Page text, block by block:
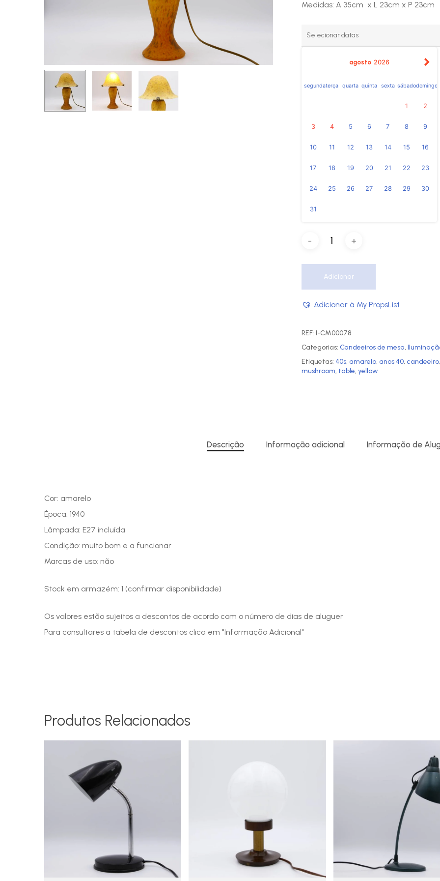
Medidas: A 35cm x L 23cm x P 23cm
agosto 2026
segundaterça quarta quinta sexta sábadodomingo
1 2
3 4 5 6 7 8 9
10 11 12 13 14 15 16
17 18 19 20 21 22 23
24 25 26 27 28 29 30
31
Adicionar
Adicionar à My PropsList
REF: I-CM00078
Categorias: Candeeiros de mesa,
Etiquetas: 40s, amarelo, anos 40, candeeiro
mushroom, table, yellow
Descrição Informação adicional Informação de
Cor: amarelo
Época: 1940
Lâmpada: E27 incluída
Condição: muito bom e a funcionar
Marcas de uso: não
Stock em armazém: 1 (confirmar disponibilidade)
Os valores estão sujeitos a descontos de acordo com o número de dias de aluguer
Para consultares a tabela de descontos clica em "Informação Adicional"
Produtos Relacionados